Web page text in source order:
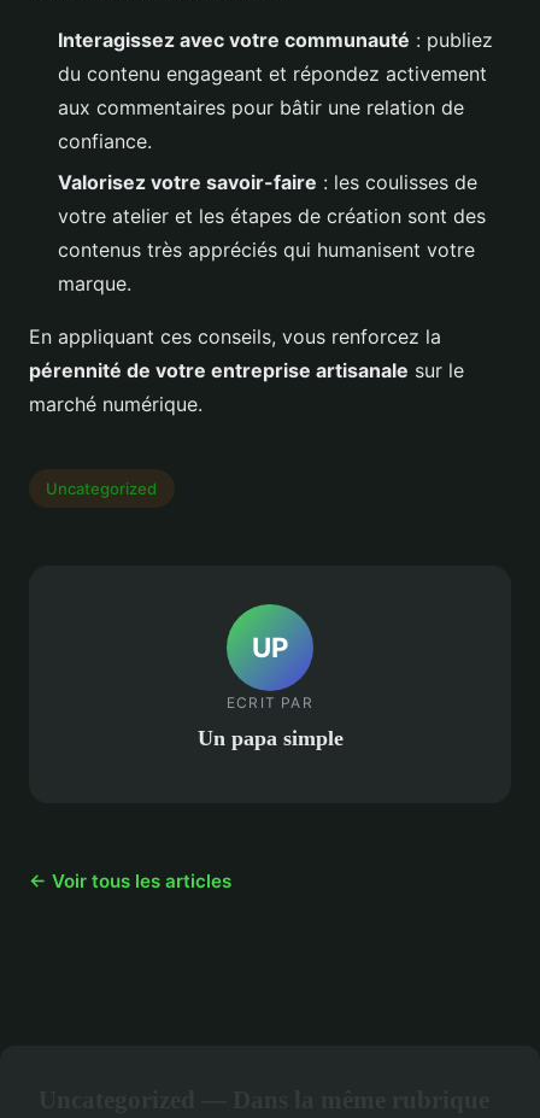
Interagissez avec votre communauté : publiez
du contenu engageant et répondez activement
aux commentaires pour bâtir une relation de
confiance.
Valorisez votre savoir-faire : les coulisses de
votre atelier et les étapes de création sont des
contenus très appréciés qui humanisent votre
marque.
En appliquant ces conseils, vous renforcez la
pérennité de votre entreprise artisanale sur le
marché numérique.
Uncategorized
UP
ECRIT PAR
Un papa simple
← Voir tous les articles